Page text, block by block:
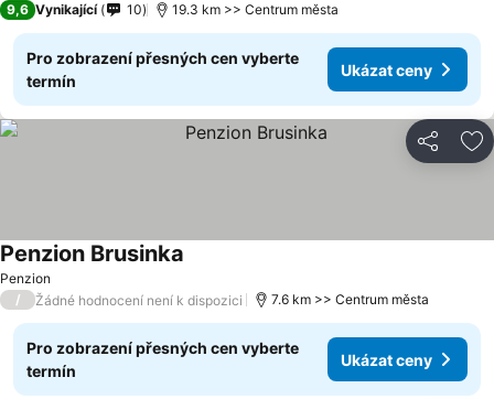
9,6 Vynikající 10 19.3 km >> Centrum města
Pro zobrazení přesných cen vyberte
termín
Ukázat ceny
Sdílet
Penzion
Penzion Brusinka
/ Žádné hodnocení není k dispozici 7.6 km >> Centrum města
Pro zobrazení přesných cen vyberte
termín
Ukázat ceny